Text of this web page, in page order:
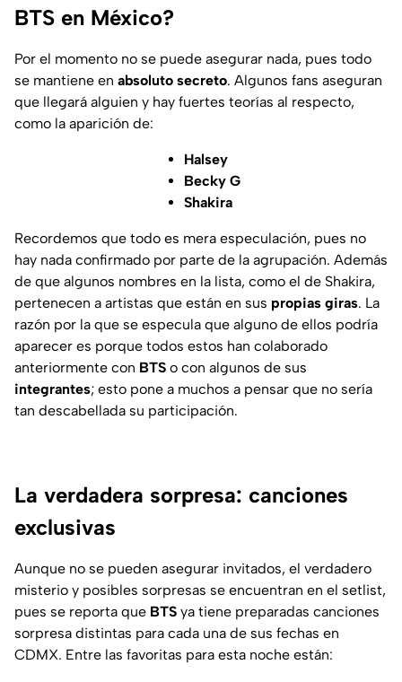
BTS en México?
Por el momento no se puede asegurar nada, pues todo
se mantiene en absoluto secreto. Algunos fans aseguran
que llegará alguien y hay fuertes teorías al respecto,
como la aparición de:
Halsey
Becky G
Shakira
Recordemos que todo es mera especulación, pues no
hay nada confirmado por parte de la agrupación. Además
de que algunos nombres en la lista, como el de Shakira,
pertenecen a artistas que están en sus propias giras. La
razón por la que se especula que alguno de ellos podría
aparecer es porque todos estos han colaborado
anteriormente con BTS o con algunos de sus
integrantes; esto pone a muchos a pensar que no sería
tan descabellada su participación.
La verdadera sorpresa: canciones
exclusivas
Aunque no se pueden asegurar invitados, el verdadero
misterio y posibles sorpresas se encuentran en el setlist,
pues se reporta que BTS ya tiene preparadas canciones
sorpresa distintas para cada una de sus fechas en
CDMX. Entre las favoritas para esta noche están: